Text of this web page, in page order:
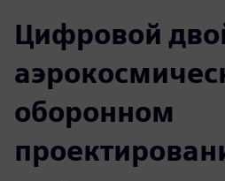
Цифровой
оборонном